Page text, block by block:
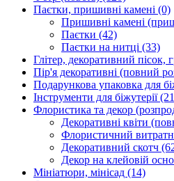
Паєтки, пришивні камені (0)
Пришивні камені
Паєтки (42)
Паєтки на нитці (33)
Глітер, декоративний пісок,
Пір'я декоративні (повний
Подарункова упаковка для
Інструменти для біжутерії
Флористика та декор
Декоративні квіти
Флористичний
Декоративний скотч
Декор на клейовій
Мініатюри, мінісад (14)